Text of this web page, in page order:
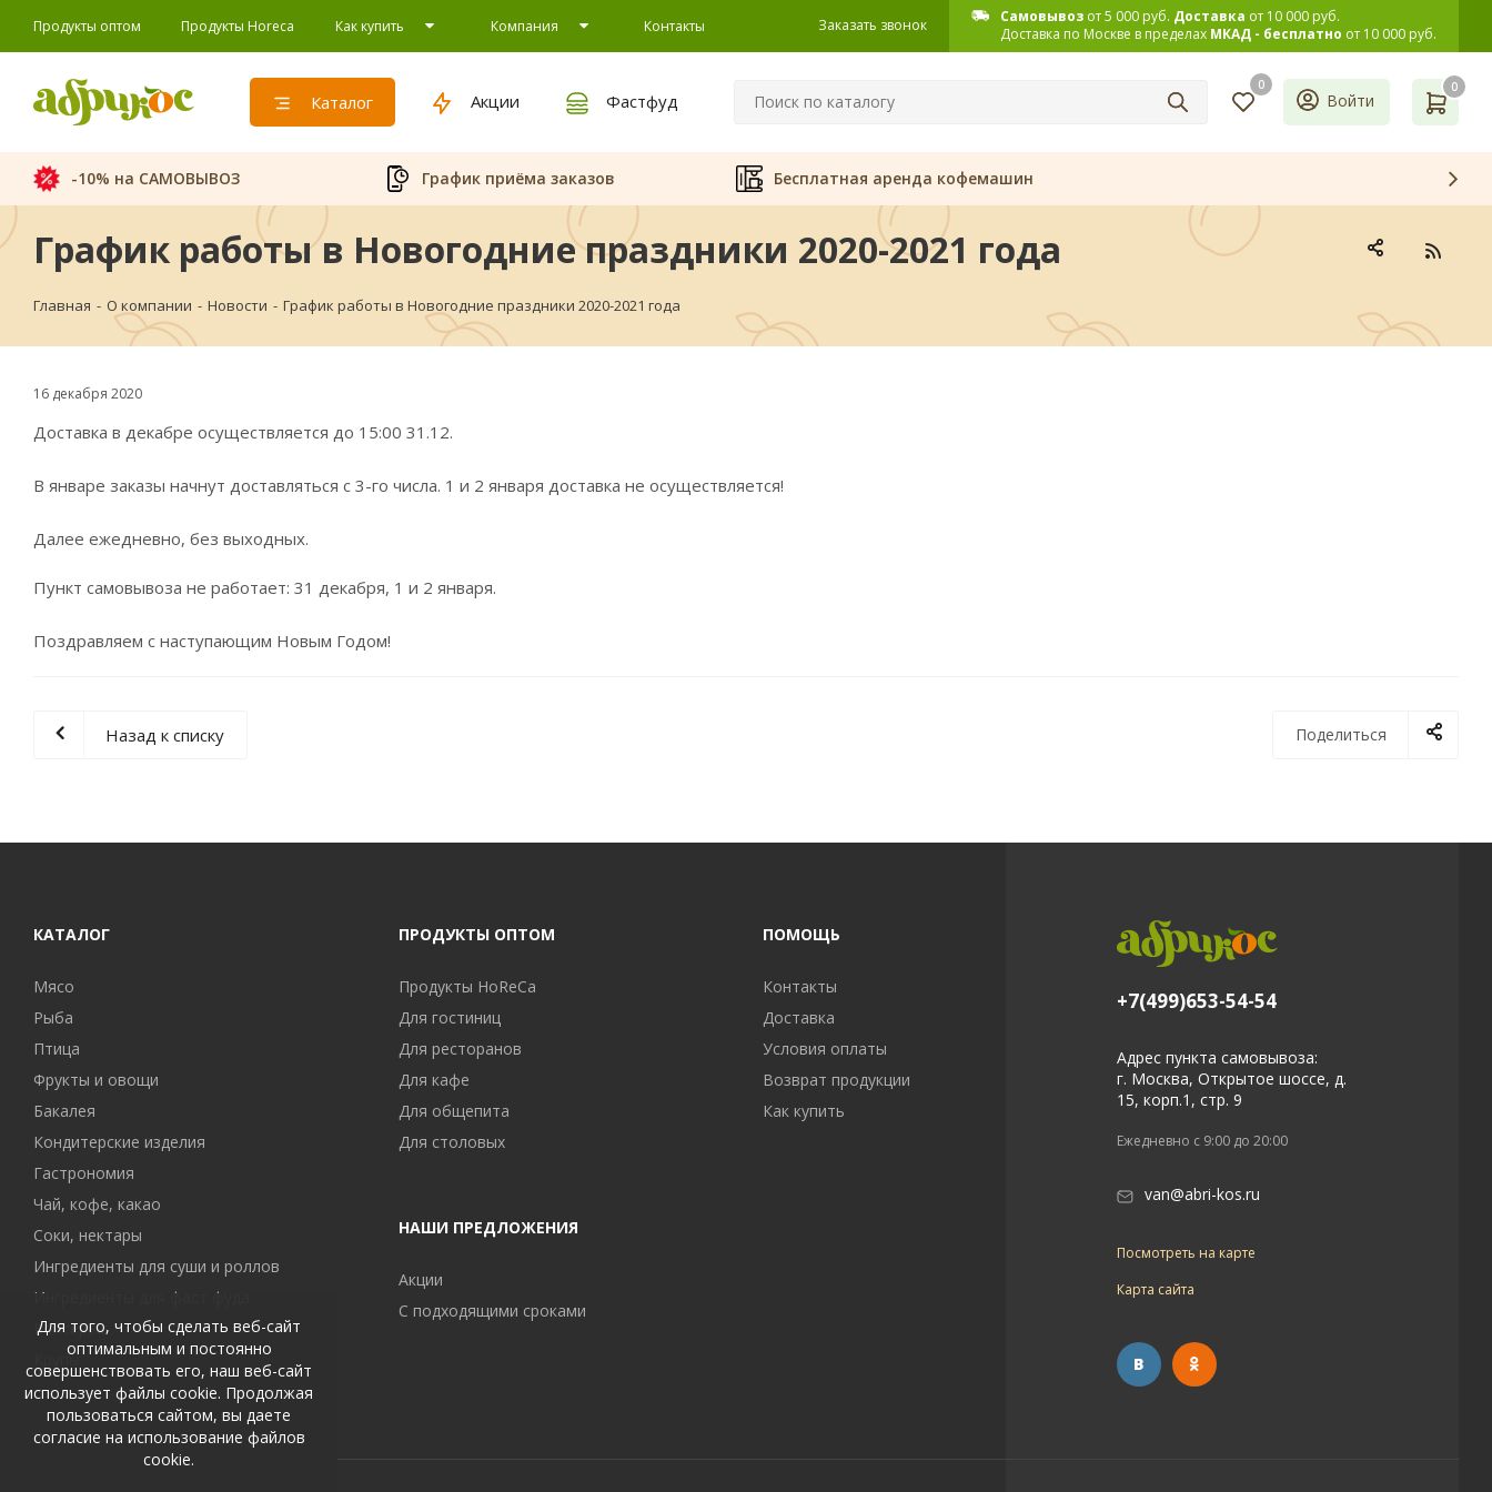
Для того, чтобы сделать веб-сайт
оптимальным и постоянно
совершенствовать его, наш веб-сайт
использует файлы cookie. Продолжая
пользоваться сайтом, вы даете
согласие на использование файлов
cookie.
Продукты оптом Продукты Horeca Как купить Компания Контакты Заказать звонок Самовывоз от 5 000 руб. Доставка от 10 000 руб.
Доставка по Москве в пределах МКАД - бесплатно от 10 000 руб.
Каталог Акции Фастфуд
0 0
Войти
-10% на САМОВЫВОЗ График приёма заказов Бесплатная аренда кофемашин
График работы в Новогодние праздники 2020-2021 года
Главная - О компании - Новости - График работы в Новогодние праздники 2020-2021 года
16 декабря 2020
Доставка в декабре осуществляется до 15:00 31.12.
В январе заказы начнут доставляться с 3-го числа. 1 и 2 января доставка не осуществляется!
Далее ежедневно, без выходных.
Пункт самовывоза не работает: 31 декабря, 1 и 2 января.
Поздравляем с наступающим Новым Годом!
Поделиться
Назад к списку
КАТАЛОГ
Мясо
Рыба
Птица
Фрукты и овощи
Бакалея
Кондитерские изделия
Гастрономия
Чай, кофе, какао
Соки, нектары
Ингредиенты для суши и роллов
Ингредиенты для фаст фуда
Консервы
Крупы
ПРОДУКТЫ ОПТОМ
Продукты HoReCa
Для гостиниц
Для ресторанов
Для кафе
Для общепита
Для столовых
НАШИ ПРЕДЛОЖЕНИЯ
Акции
С подходящими сроками
ПОМОЩЬ
Контакты
Доставка
Условия оплаты
Возврат продукции
Как купить
+7(499)653-54-54
Адрес пункта самовывоза:
г. Москва, Открытое шоссе, д.
15, корп.1, стр. 9
Ежедневно с 9:00 до 20:00
van@abri-kos.ru
Посмотреть на карте
Карта сайта